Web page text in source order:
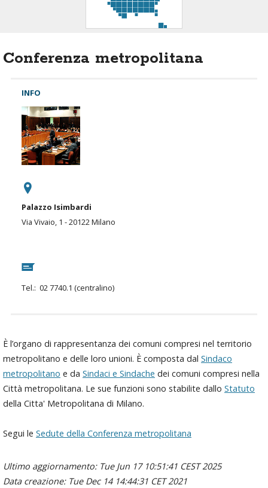
Conferenza metropolitana
INFO
Palazzo Isimbardi
Via Vivaio, 1 - 20122 Milano
Tel.: 02 7740.1 (centralino)
È l’organo di rappresentanza dei comuni compresi nel territorio
metropolitano e delle loro unioni. È composta dal Sindaco
metropolitano e da Sindaci e Sindache dei comuni compresi nella
Città metropolitana. Le sue funzioni sono stabilite dallo Statuto
della Citta' Metropolitana di Milano.
Segui le Sedute della Conferenza metropolitana
Ultimo aggiornamento: Tue Jun 17 10:51:41 CEST 2025
Data creazione: Tue Dec 14 14:44:31 CET 2021